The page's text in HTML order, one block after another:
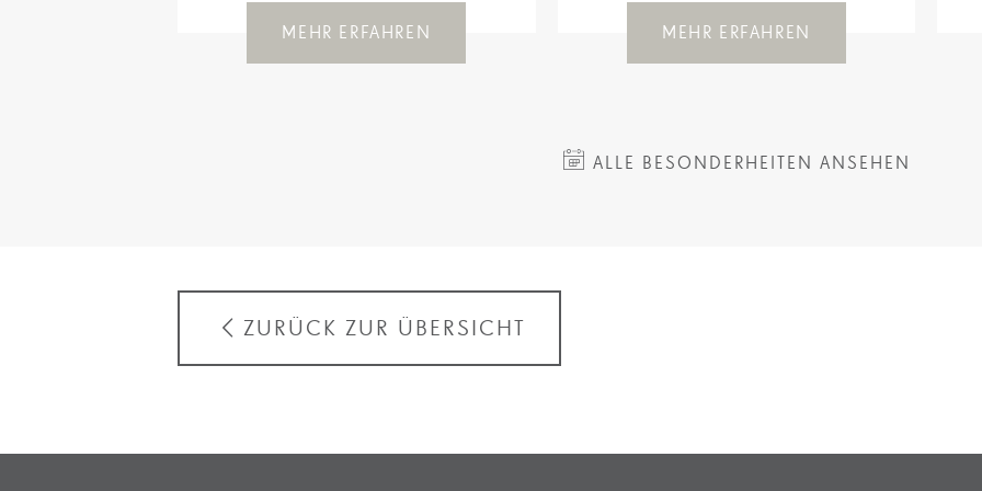
MEHR ERFAHREN MEHR ERFAHREN
ALLE BESONDERHEITEN ANSEHEN
ZURÜCK ZUR ÜBERSICHT